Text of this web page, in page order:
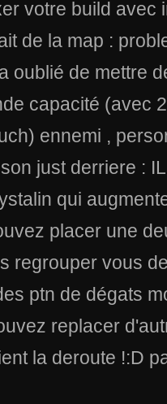
votre build avec
de la map :
oublié de mettre
capacité (avec
ennemi ,
just derriere :
qui
placer une
regrouper vous
ptn de dégats
replacer
la deroute !:D